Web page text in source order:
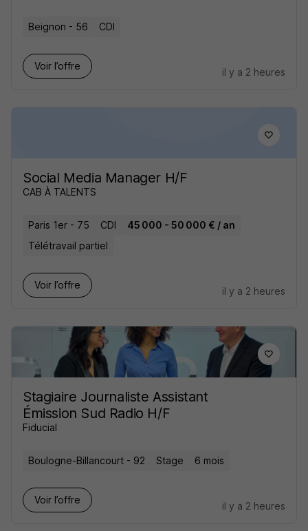
Beignon - 56 CDI
Voir l’offre
il y a 2 heures
Social Media Manager H/F
CAB À TALENTS
Paris 1er - 75 CDI
45 000 - 50 000 € / an
Télétravail partiel
Voir l’offre
il y a 2 heures
Stagiaire Journaliste Assistant
Émission Sud Radio H/F
Fiducial
Boulogne-Billancourt - 92 Stage 6 mois
Voir l’offre
il y a 2 heures